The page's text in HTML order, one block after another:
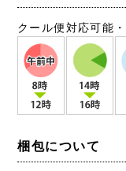
クール便対応可能
梱包について